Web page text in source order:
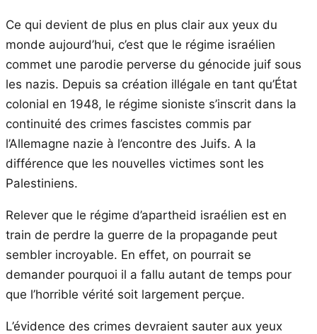
Ce qui devient de plus en plus clair aux yeux du
monde aujourd’hui, c’est que le régime israélien
commet une parodie perverse du génocide juif sous
les nazis. Depuis sa création illégale en tant qu’État
colonial en 1948, le régime sioniste s’inscrit dans la
continuité des crimes fascistes commis par
l’Allemagne nazie à l’encontre des Juifs. A la
différence que les nouvelles victimes sont les
Palestiniens.
Relever que le régime d’apartheid israélien est en
train de perdre la guerre de la propagande peut
sembler incroyable. En effet, on pourrait se
demander pourquoi il a fallu autant de temps pour
que l’horrible vérité soit largement perçue.
L’évidence des crimes devraient sauter aux yeux